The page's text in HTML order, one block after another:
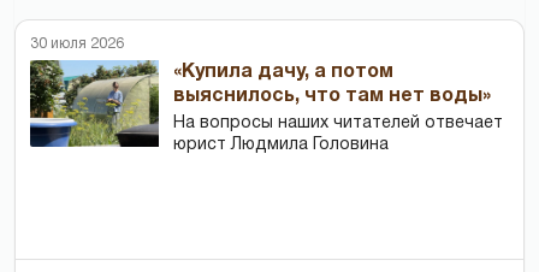
30 июля 2026
«Купила дачу, а потом
выяснилось, что там нет воды»
На вопросы наших читателей отвечает
юрист Людмила Головина